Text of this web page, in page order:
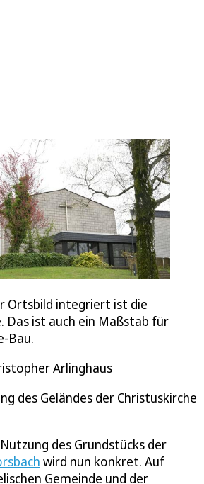
Ortsbild integriert ist die
Das ist auch ein Maßstab für
Bau.
Arlinghaus
des Geländes der Christuskirche
des Grundstücks der
wird nun konkret. Auf
Gemeinde und der